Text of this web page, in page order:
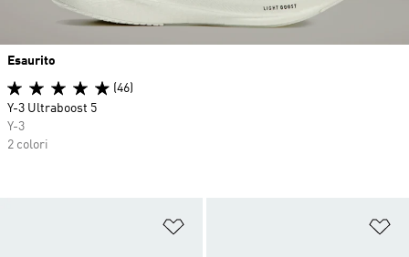
Aggiungi alla lista dei desideri
Esaurito
(46)
Y-3 Ultraboost 5
Y-3
2 colori